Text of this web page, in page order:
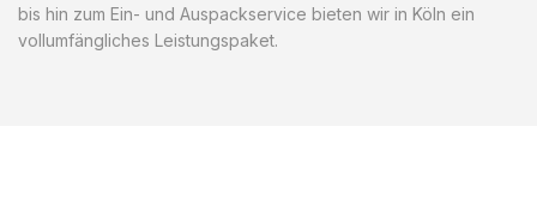
bis hin zum Ein- und Auspackservice bieten wir in Köln ein
vollumfängliches Leistungspaket.